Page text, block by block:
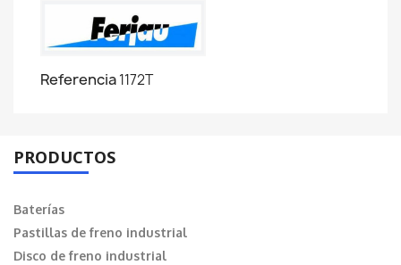
Referencia1172T
PRODUCTOS
Baterías
Pastillas de freno industrial
Disco de freno industrial